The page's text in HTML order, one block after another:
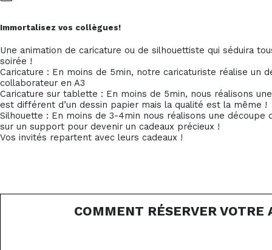
Immortalisez vos collègues!
Une animation de caricature ou de silhouettiste qui séduira
soirée !
Caricature : En moins de 5min, notre caricaturiste réalise un
collaborateur en A3
Caricature sur tablette : En moins de 5min, nous réalisons
est différent d’un dessin papier mais la qualité est la même !
Silhouette : En moins de 3-4min nous réalisons une
sur un support pour devenir un cadeaux précieux !
Vos invités repartent avec leurs cadeaux !
COMMENT RÉSERVER VOTRE